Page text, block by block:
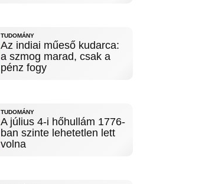
TUDOMÁNY
Az indiai műeső kudarca:
a szmog marad, csak a
pénz fogy
TUDOMÁNY
A július 4-i hőhullám 1776-
ban szinte lehetetlen lett
volna